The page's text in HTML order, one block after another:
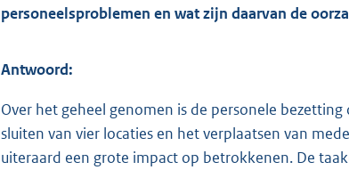
personeelsproblemen en wat zijn daarvan de
Antwoord:
Over het geheel genomen is de personele
sluiten van vier locaties en het verplaatsen van
uiteraard een grote impact op betrokkenen. De